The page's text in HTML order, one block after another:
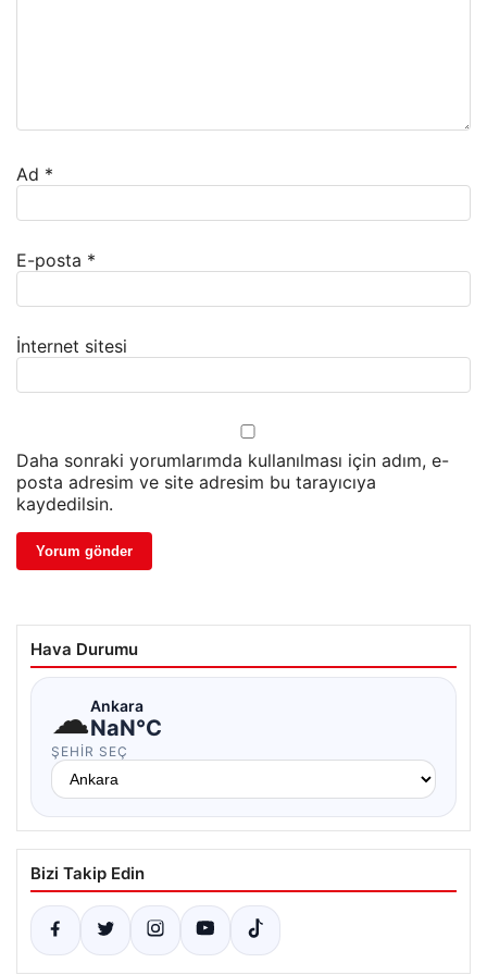
Ad *
E-posta *
İnternet sitesi
Daha sonraki yorumlarımda kullanılması için adım, e-
posta adresim ve site adresim bu tarayıcıya
kaydedilsin.
Hava Durumu
☁Ankara
NaN°C
ŞEHIR SEÇ
Bizi Takip Edin